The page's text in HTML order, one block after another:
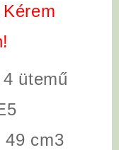
ütemű
49 cm3